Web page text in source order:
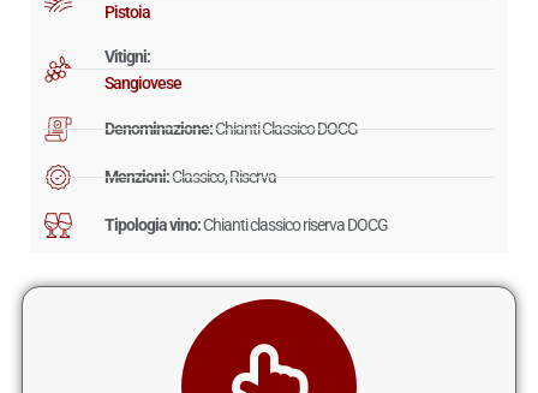
Pistoia
Vitigni:
Sangiovese
Denominazione:Chianti Classico DOCG
Menzioni:Classico, Riserva
Tipologia vino:Chianti classico riserva DOCG